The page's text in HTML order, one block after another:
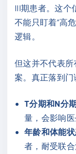
III期患者。这个
不能只盯着“高
逻辑。
但这并不代表
案。真正落到门
T分期和N分
量，会影响医
年龄和体能
者，耐受联合